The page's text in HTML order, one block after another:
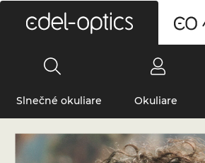
Slnečné okuliare Okuliare